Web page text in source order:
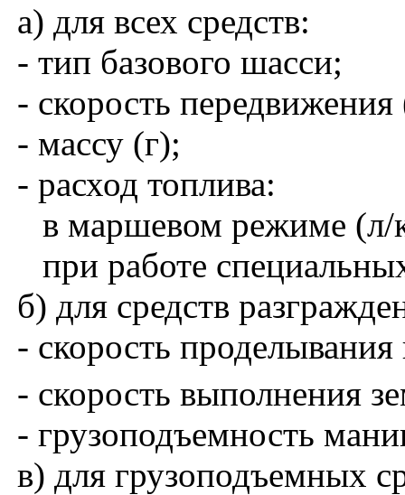
а) для всех средств:
- тип базового шасси;
- скорость
- массу (г);
- расход топлива:
в маршевом режиме (л/
при работе
б) для средств
- скорость
- скорость выполнения
- грузоподъемность
в) для грузоподъемных